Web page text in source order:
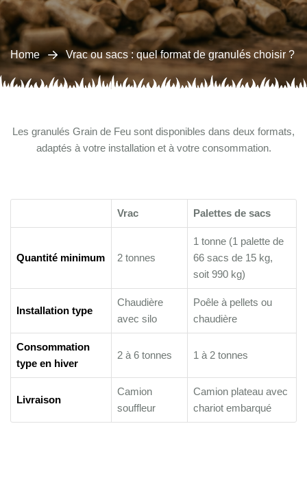
Home Vrac ou sacs : quel format de granulés choisir ?
Les granulés Grain de Feu sont disponibles dans deux formats,
adaptés à votre installation et à votre consommation.
Vrac Palettes de sacs
Quantité minimum 2 tonnes
1 tonne (1 palette de
66 sacs de 15 kg,
soit 990 kg)
Installation type
Chaudière
avec silo
Poêle à pellets ou
chaudière
Consommation
type en hiver
2 à 6 tonnes 1 à 2 tonnes
Livraison
Camion
souffleur
Camion plateau avec
chariot embarqué